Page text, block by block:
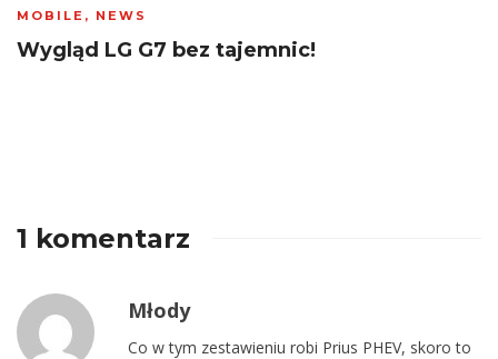
MOBILE , NEWS
Wygląd LG G7 bez tajemnic!
1 komentarz
Młody
Co w tym zestawieniu robi Prius PHEV, skoro to